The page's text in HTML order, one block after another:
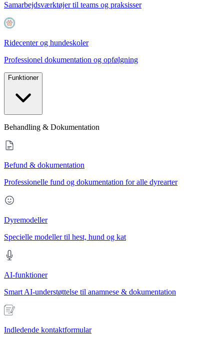
Samarbejdsværktøjer til teams og praksisser
Ridecenter og hundeskoler
Professionel dokumentation og opfølgning
Funktioner
Behandling & Dokumentation
Befund & dokumentation
Professionelle fund og dokumentation for alle dyrearter
Dyremodeller
Specielle modeller til hest, hund og kat
AI-funktioner
Smart AI-understøttelse til anamnese & dokumentation
Indledende kontaktformular